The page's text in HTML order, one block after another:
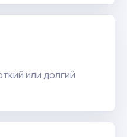
или долгий